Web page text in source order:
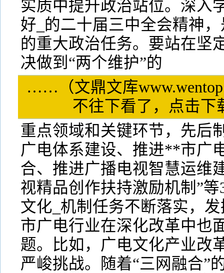
实质中提升政治站位。深入
好_的二十届三中全会精神
的重大政治任务。要站在坚
决做到“两个维护”的
……（文鼎文库
不往下看了，点击
重点领域和关键环节，先后
广电体系建设、推进**市广
合、推进广播电视智慧运维
视精品创作扶持激励机制”
文化_机制任务不断落实，
市广电行业在深化改革中也
题。比如，广电文化产业改
严峻挑战。随着“三网融合”